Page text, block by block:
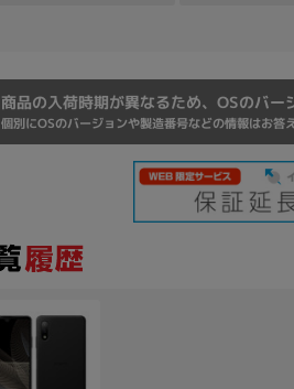
商品の入荷時期が異なるため、OSのバー
個別にOSのバージョンや製造番号などの情報はお答
ChromeOS その他
メモリ
モニタサ